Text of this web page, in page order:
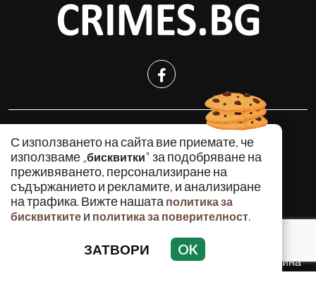
С използването на сайта вие приемате, че
използваме „бисквитки" за подобряване на
преживяването, персонализиране на
съдържанието и рекламите, и анализиране
на трафика. Вижте нашата политика за
бисквитките и политика за поверителност.
ЗАТВОРИ OK
ИНЦИДЕНТИ
АНАЛИЗИ
ПО СВЕТА
ВОДЕЩИ ТЕМИ
Използването и публикуването на част или цялото
съдържание на Crimes.BG без разрешение на Медийна